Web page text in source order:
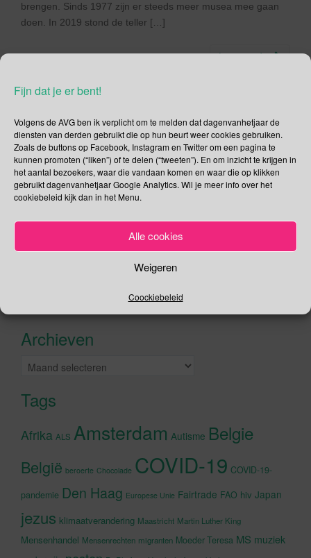
Fijn dat je er bent!
Volgens de AVG ben ik verplicht om te melden dat dagenvanhetjaar de
diensten van derden gebruikt die op hun beurt weer cookies gebruiken.
Zoals de buttons op Facebook, Instagram en Twitter om een pagina te
kunnen promoten (“liken”) of te delen (“tweeten”). En om inzicht te krijgen in
het aantal bezoekers, waar die vandaan komen en waar die op klikken
gebruikt dagenvanhetjaar Google Analytics. Wil je meer info over het
cookiebeleid kijk dan in het Menu.
Alle cookies
Weigeren
Coockiebeleid
brengen. Sinds 1977 zijn er steeds meer musea mee gaan
doen. In 2019 stond de teller […]
Lees verder
Social Media
Je kunt me volgen op
Recente tweetsKlik om marketing cookies te
Archieven
Archieven
Tags
Afrika ALS Amsterdam Autisme Belgie
België beroerte Chocolade COVID-19 COVID-19-
pandemie Den Haag Europese Unie Fairtrade FAO hiv Japan
jezus klimaatverandering Maastricht Martin Luther King
Mensenhandel Mensenrechten migranten Moeder Teresa MS muziek